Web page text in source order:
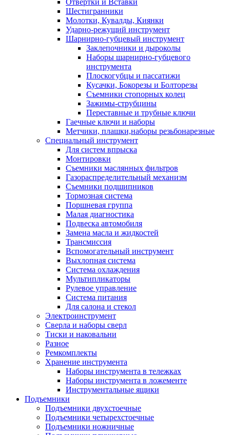
Отвертки и Вставки
Шестигранники
Молотки, Кувалды, Киянки
Ударно-режущий инструмент
Шарнирно-губцевый инструмент
Заклепочники и дыроколы
Наборы шарнирно-губцевого
инструмента
Плоскогубцы и пассатижи
Кусачки, Бокорезы и Болторезы
Съемники стопорных колец
Зажимы-струбцины
Переставные и трубные ключи
Гаечные ключи и наборы
Метчики, плашки,наборы резьбонарезные
Специальный инструмент
Для систем впрыска
Монтировки
Съемники маслянных фильтров
Газораспределительный механизм
Съемники подшипников
Тормозная система
Поршневая группа
Малая диагностика
Подвеска автомобиля
Замена масла и жидкостей
Трансмиссия
Вспомогательный инструмент
Выхлопная система
Система охлаждения
Мультипликаторы
Рулевое управление
Система питания
Для салона и стекол
Электроинструмент
Сверла и наборы сверл
Тиски и наковальни
Разное
Ремкомплекты
Хранение инструмента
Наборы инструмента в тележках
Наборы инструмента в ложементе
Инструментальные ящики
Подъемники
Подъемники двухстоечные
Подъемники четырехстоечные
Подъемники ножничные